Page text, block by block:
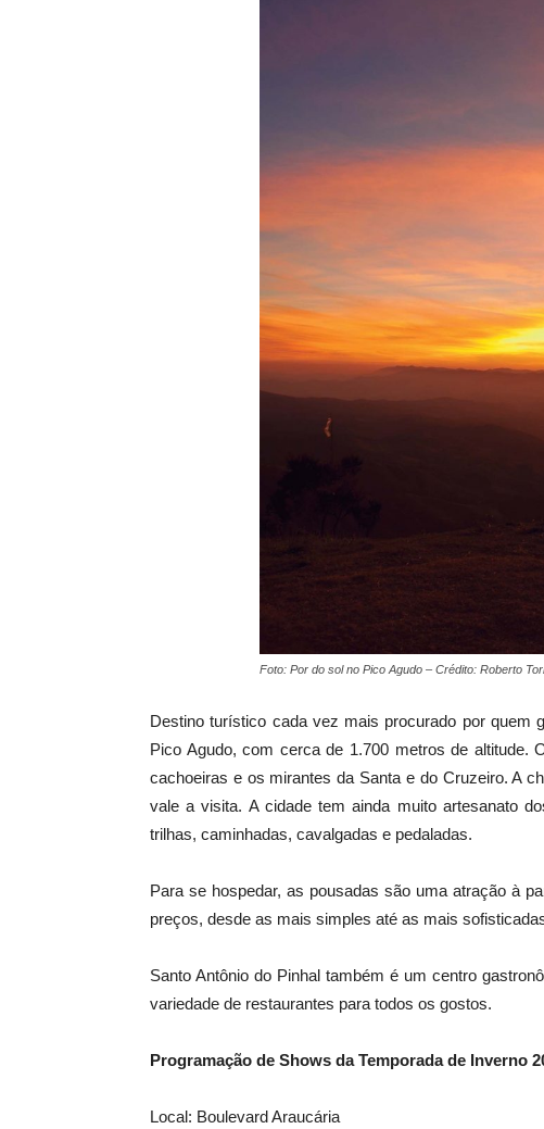
Foto: Por do sol no Pico Agudo – Crédito: Roberto
Destino turístico cada vez mais procurado por quem
Pico Agudo, com cerca de 1.700 metros de altitude.
cachoeiras e os mirantes da Santa e do Cruzeiro. A
vale a visita. A cidade tem ainda muito artesanato
trilhas, caminhadas, cavalgadas e pedaladas.
Para se hospedar, as pousadas são uma atração à
preços, desde as mais simples até as mais
Santo Antônio do Pinhal também é um centro
variedade de restaurantes para todos os gostos.
Programação de Shows da Temporada de Inverno
Local: Boulevard Araucária